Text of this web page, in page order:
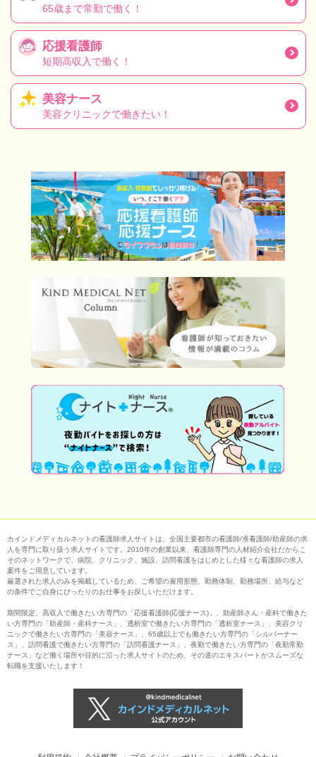
65歳まで常勤で働く！
応援看護師
短期高収入で働く！
美容ナース
美容クリニックで働きたい！
カインドメディカルネットの看護師求人サイトは、全国主要都市の看護師/准看護師/助産師の求
人を専門に取り扱う求人サイトです。2010年の創業以来、看護師専門の人材紹介会社だからこ
そのネットワークで、病院、クリニック、施設、訪問看護をはじめとした様々な看護師の求人
案件をご用意しています。
厳選された求人のみを掲載しているため、ご希望の雇用形態、勤務体制、勤務場所、給与など
の条件でご自身にぴったりのお仕事をお探しいただけます。
期間限定、高収入で働きたい方専門の「応援看護師(応援ナース)」、助産師さん・産科で働きた
い方専門の「助産師・産科ナース」、透析室で働きたい方専門の「透析室ナース」、美容クリ
ニックで働きたい方専門の「美容ナース」、65歳以上でも働きたい方専門の「シルバーナー
ス」、訪問看護で働きたい方専門の「訪問看護ナース」、夜勤で働きたい方専門の「夜勤常勤
ナース」など働く場所や目的に沿った求人サイトのため、その道のエキスパートがスムーズな
転職を支援いたします！